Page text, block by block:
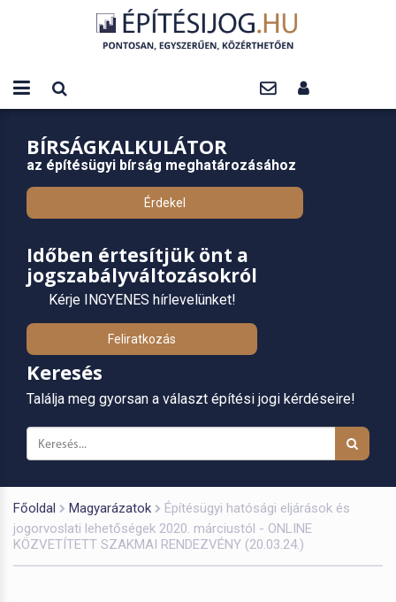
BÍRSÁGKALKULÁTOR
az építésügyi bírság meghatározásához
Érdekel
Időben értesítjük önt a
jogszabályváltozásokról
Kérje INGYENES hírlevelünket!
Feliratkozás
Keresés
Találja meg gyorsan a választ építési jogi kérdéseire!
Főoldal Magyarázatok
Építésügyi hatósági eljárások és
jogorvoslati lehetőségek 2020. márciustól - ONLINE
KÖZVETÍTETT SZAKMAI RENDEZVÉNY (20.03.24.)